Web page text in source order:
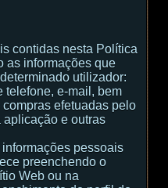
contidas nesta Política
as informações que
utilizador:
telefone, e-mail, bem
efetuadas pelo
e outras
pessoais
preenchendo o
Web ou na